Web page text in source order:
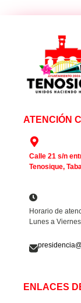
ATENCIÓN
Calle 21 s/n
Tenosique,
Horario de
Lunes a
ENLACES